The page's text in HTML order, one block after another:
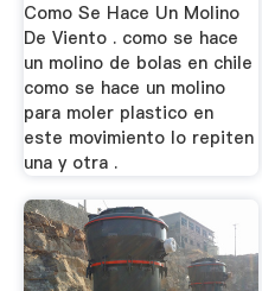
Como Se Hace Un Molino
De Viento . como se hace
un molino de bolas en chile
como se hace un molino
para moler plastico en
este movimiento lo repiten
una y otra .